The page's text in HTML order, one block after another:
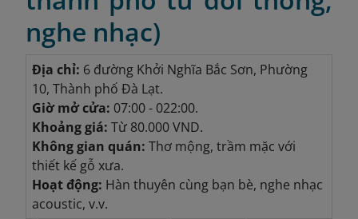
nghe nhạc)
Địa chỉ: 6 đường Khởi Nghĩa Bắc Sơn, Phường
10, Thành phố Đà Lạt.
Giờ mở cửa: 07:00 - 022:00.
Khoảng giá: Từ 80.000 VND.
Không gian quán: Thơ mộng, trầm mặc với
thiết kế gỗ xưa.
Hoạt động: Hàn thuyên cùng bạn bè, nghe nhạc
acoustic, v.v.